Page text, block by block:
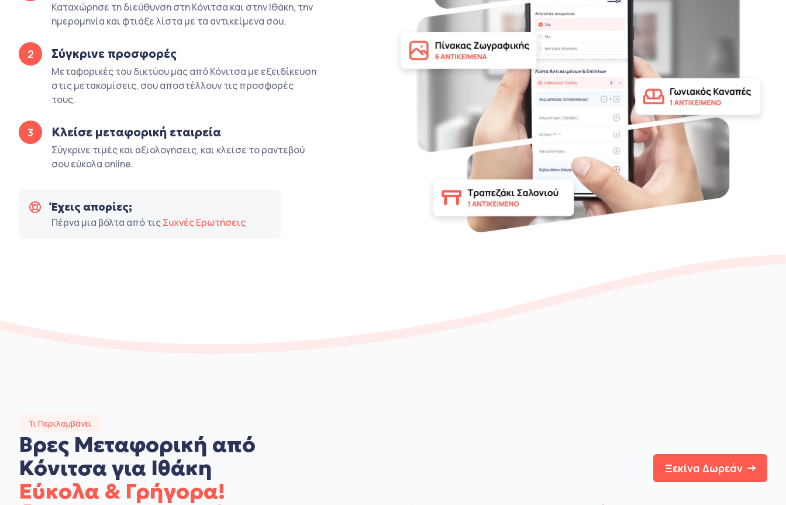
Καταχώρησε τη διεύθυνση στη Κόνιτσα και στην Ιθάκη, την
ημερομηνία και φτιάξε λίστα με τα αντικείμενα σου.
2 Σύγκρινε προσφορές
Μεταφορικές του δικτύου μας από Κόνιτσα με εξειδίκευση
στις μετακομίσεις, σου αποστέλλουν τις προσφορές
τους.
3 Κλείσε μεταφορική εταιρεία
Σύγκρινε τιμές και αξιολογήσεις, και κλείσε το ραντεβού
σου εύκολα online.
Έχεις απορίες;
Πέρνα μια βόλτα από τιςΣυχνές Ερωτήσεις
Τι Περιλαμβάνει
Βρες Μεταφορική από
Κόνιτσα για Ιθάκη
Εύκολα & Γρήγορα!
Ξεκίνα Δωρεάν